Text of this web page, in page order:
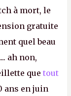
à mort, le
gratuite
quel beau
ah non,
que tout
ans en juin